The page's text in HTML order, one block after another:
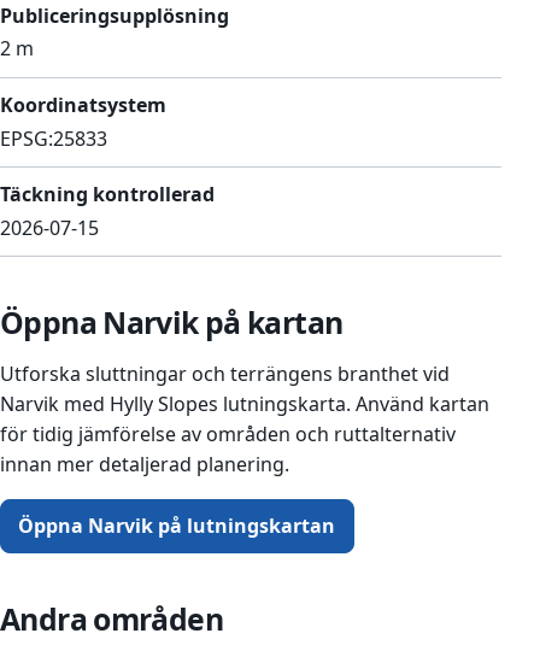
Publiceringsupplösning
2 m
Koordinatsystem
EPSG:25833
Täckning kontrollerad
2026-07-15
Öppna Narvik på kartan
Utforska sluttningar och terrängens branthet vid
Narvik med Hylly Slopes lutningskarta. Använd kartan
för tidig jämförelse av områden och ruttalternativ
innan mer detaljerad planering.
Öppna Narvik på lutningskartan
Andra områden